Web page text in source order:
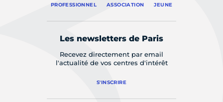
PROFESSIONNEL ASSOCIATION JEUNE
Les newsletters de Paris
Recevez directement par email
l'actualité de vos centres d'intérêt
S'INSCRIRE